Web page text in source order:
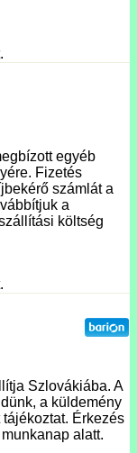
egyéb
Fizetés
számlát a
a
költség
Szlovákiába. A
a küldemény
Érkezés
alatt.